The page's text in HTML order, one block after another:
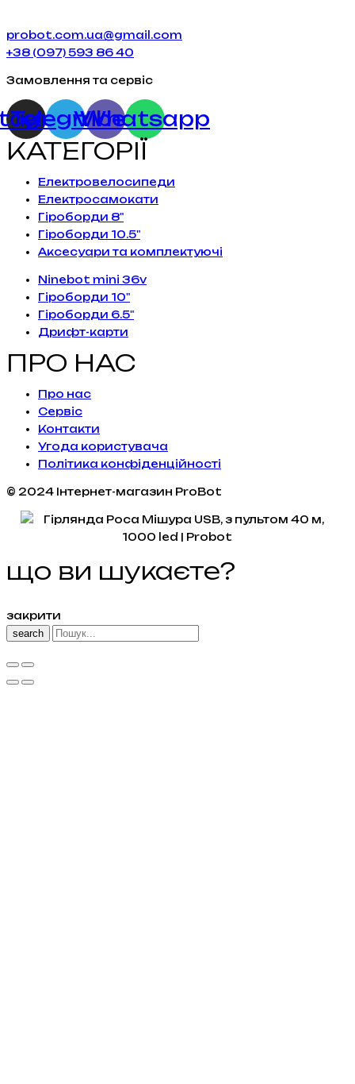
probot.com.ua@gmail.com
+38 (097) 593 86 40
Замовлення та сервіс
Telegram
Viber
Whatsapp
КАТЕГОРІЇ
Електровелосипеди
Електросамокати
Гіроборди 8"
Гіроборди 10.5"
Аксесуари та комплектуючі
Ninebot mini 36v
Гіроборди 10"
Гіроборди 6.5"
Дрифт-карти
ПРО НАС
Про нас
Сервiс
Контакти
Угода користувача
Політика конфіденційності
© 2024 Інтернет-магазин ProBot
що ви шукаєте?
закрити
search